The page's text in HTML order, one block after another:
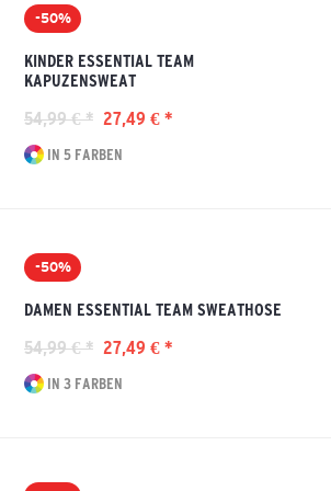
-50%
KINDER ESSENTIAL TEAM
KAPUZENSWEAT
54,99 € * 27,49 € *
IN 5 FARBEN
-50%
DAMEN ESSENTIAL TEAM SWEATHOSE
54,99 € * 27,49 € *
IN 3 FARBEN